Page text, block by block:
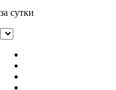
за сутки